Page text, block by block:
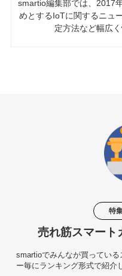
smartio編集部では、2017
めとするIoTに関するニュ
定方法など幅広
特
売れ筋スマート
smartioでみんなが買ってい
ー毎にランキング形式で紹介